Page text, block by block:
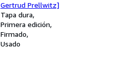
Gertrud Prellwitz]
Tapa dura
Primera edición
Firmado
Usado